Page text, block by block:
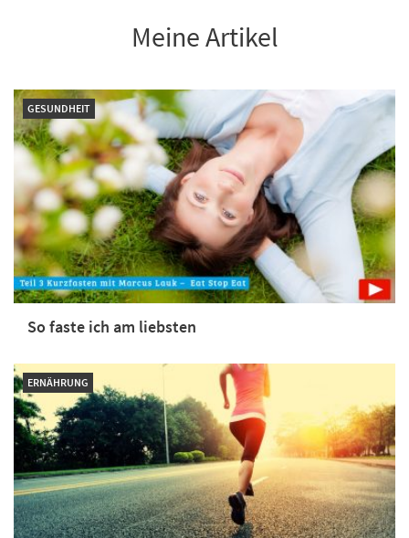
Meine Artikel
GESUNDHEIT
So faste ich am liebsten
ERNÄHRUNG